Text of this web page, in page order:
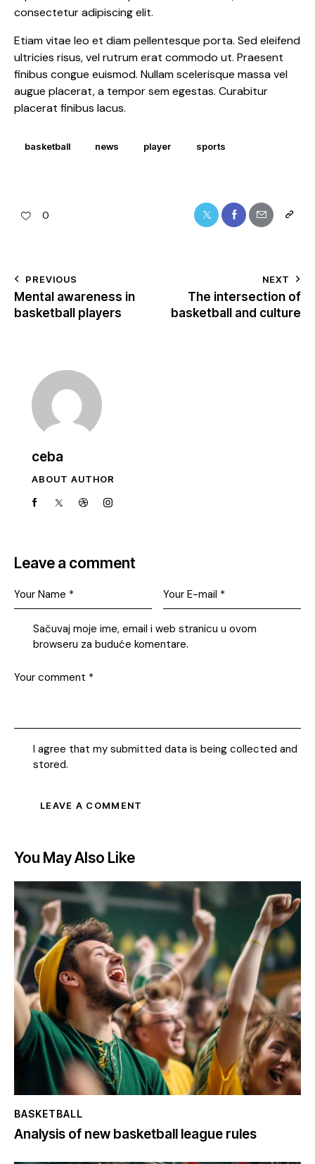
consectetur adipiscing elit.
Etiam vitae leo et diam pellentesque porta. Sed eleifend
ultricies risus, vel rutrum erat commodo ut. Praesent
finibus congue euismod. Nullam scelerisque massa vel
augue placerat, a tempor sem egestas. Curabitur
placerat finibus lacus.
basketball news player sports
0
PREVIOUS
Mental awareness in
basketball players
NEXT
The intersection of
basketball and culture
ceba
ABOUT AUTHOR
Leave a comment
Sačuvaj moje ime, email i web stranicu u ovom
browseru za buduće komentare.
I agree that my submitted data is being collected and
stored.
You May Also Like
BASKETBALL
Analysis of new basketball league rules